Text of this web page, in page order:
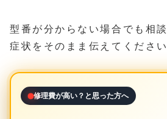
型番が分からない場合でも相
症状をそのまま伝えてください
修理費が高い？と思った方へ